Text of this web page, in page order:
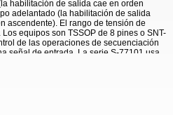
habilitación de salida cae en orden
adelantado (la habilitación de salida
ascendente). El rango de tensión de
equipos son TSSOP de 8 pines o SNT-
de las operaciones de secuenciación
señal de entrada. La serie S-77101 usa
las operaciones de secuencia de